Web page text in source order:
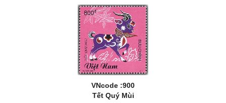
VNcode :900
Tết Quý Mùi